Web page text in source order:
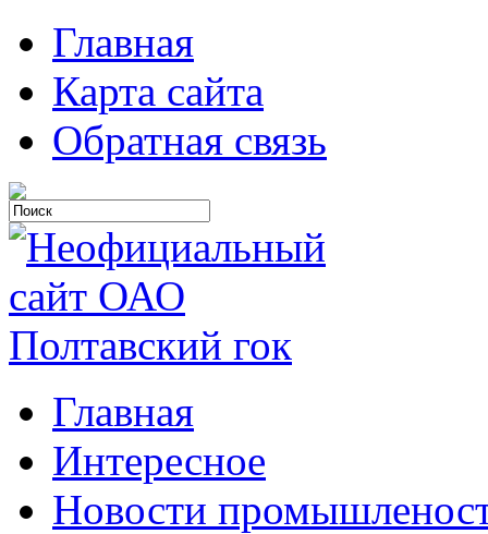
Главная
Карта сайта
Обратная связь
Главная
Интересное
Новости